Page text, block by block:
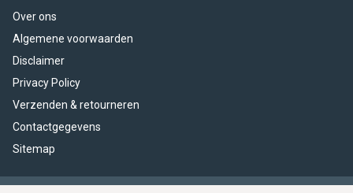
Over ons
Algemene voorwaarden
Disclaimer
Privacy Policy
Verzenden & retourneren
Contactgegevens
Sitemap